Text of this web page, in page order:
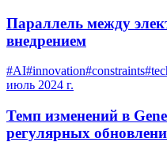
Параллель между
внедрением
#AI#innovation#constraints#
июль 2024 г.
Темп изменений в
регулярных